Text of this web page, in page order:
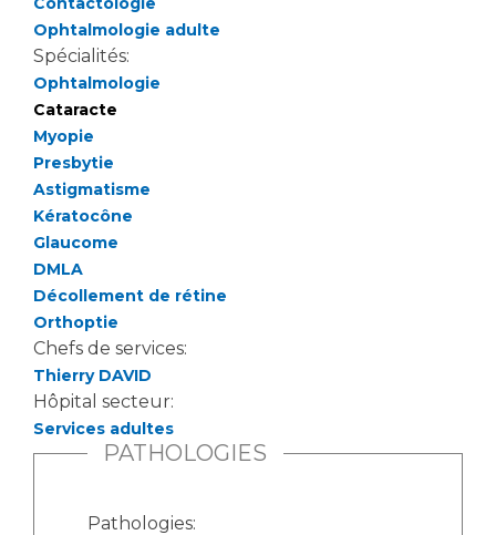
Qualité
Nos indicateurs qualité et de sécurité des soins
Protection des données
Sécurité
Les recherches en santé à l’AP-HM
Liste des marchés conclus
Documents utiles
Ophtalmologie adulte
Spécialités:
Ophtalmologie
Cataracte
Myopie
Presbytie
Astigmatisme
Kératocône
Glaucome
DMLA
Décollement de rétine
Orthoptie
Chefs de services:
Thierry DAVID
Hôpital secteur:
Services adultes
PATHOLOGIES
Pathologies: